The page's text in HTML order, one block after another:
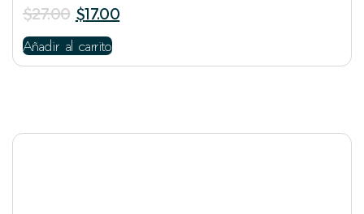
$27.00 $17.00
Añadir al carrito